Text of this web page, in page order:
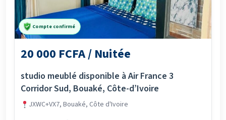
Compte confirmé
20 000 FCFA / Nuitée
studio meublé disponible à Air France 3
Corridor Sud, Bouaké, Côte-d’Ivoire
JXWC+VX7, Bouaké, Côte d'Ivoire